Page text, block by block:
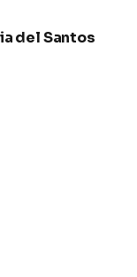
del Santos